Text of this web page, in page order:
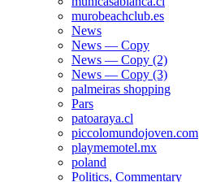
murobeachclub.es
News
News — Copy
News — Copy (2)
News — Copy (3)
palmeiras shopping
Pars
patoaraya.cl
piccolomundojoven.com
playmemotel.mx
poland
Politics, Commentary